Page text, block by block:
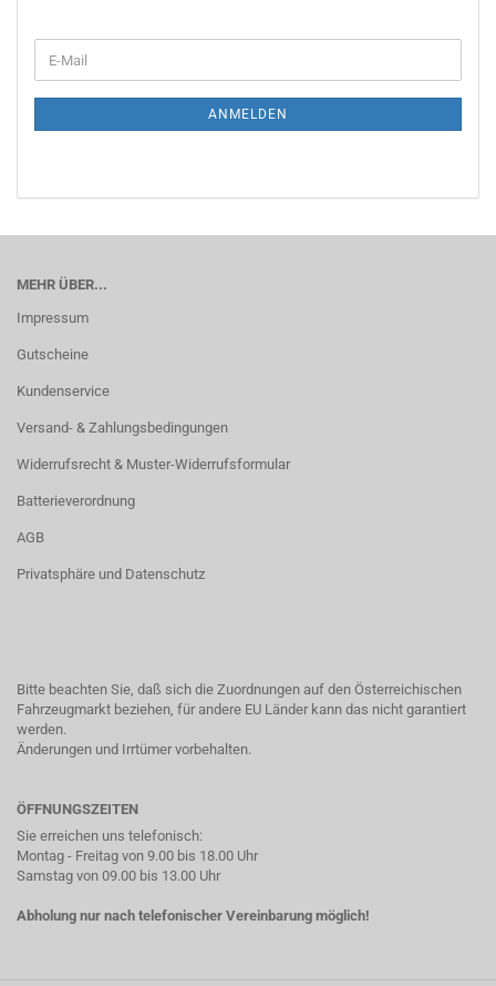
E-
Mail
ANMELDEN
MEHR ÜBER...
Impressum
Gutscheine
Kundenservice
Versand- & Zahlungsbedingungen
Widerrufsrecht & Muster-Widerrufsformular
Batterieverordnung
AGB
Privatsphäre und Datenschutz
Bitte beachten Sie, daß sich die Zuordnungen auf den Österreichischen
Fahrzeugmarkt beziehen, für andere EU Länder kann das nicht garantiert
werden.
Änderungen und Irrtümer vorbehalten.
ÖFFNUNGSZEITEN
Sie erreichen uns telefonisch:
Montag - Freitag von 9.00 bis 18.00 Uhr
Samstag von 09.00 bis 13.00 Uhr
Abholung nur nach telefonischer Vereinbarung möglich!